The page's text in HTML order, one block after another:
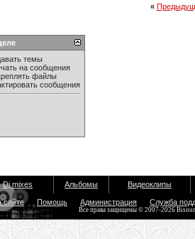
«
темы
на сообщения
файлы
сообщения
Dj mixes Альбомы Видеоклипы
сайте Помощь Администрация Служба
Все права защищены © 2007-2026